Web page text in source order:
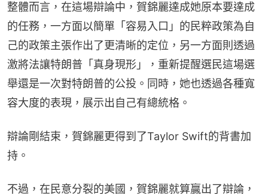
整體而言，在這場辯論中，賀錦麗達成她原本要達成
的任務，一方面以簡單「容易入口」的民粹政策為自
己的政策主張作出了更清晰的定位，另一方面則透過
激將法讓特朗普「真身現形」，重新提醒選民這場選
舉還是一次對特朗普的公投。同時，她也透過各種寬
容大度的表現，展示出自己有總統格。
辯論剛結束，賀錦麗更得到了Taylor Swift的背書加
持。
不過，在民意分裂的美國，賀錦麗就算贏出了辯論，